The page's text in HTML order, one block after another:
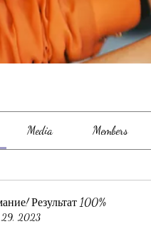
Media Members
Результат 100%
29, 2023